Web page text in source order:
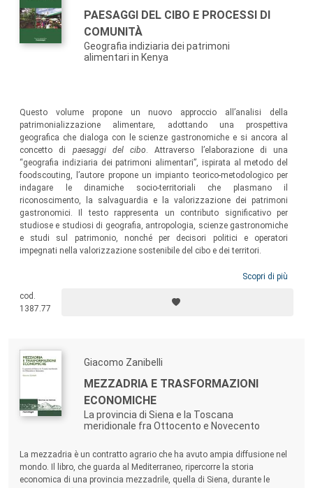
PAESAGGI DEL CIBO E PROCESSI DI
COMUNITÀ
Geografia indiziaria dei patrimoni
alimentari in Kenya
Questo volume propone un nuovo approccio all’analisi della
patrimonializzazione alimentare, adottando una prospettiva
geografica che dialoga con le scienze gastronomiche e si ancora al
concetto di paesaggi del cibo. Attraverso l’elaborazione di una
“geografia indiziaria dei patrimoni alimentari”, ispirata al metodo del
foodscouting, l’autore propone un impianto teorico-metodologico per
indagare le dinamiche socio-territoriali che plasmano il
riconoscimento, la salvaguardia e la valorizzazione dei patrimoni
gastronomici. Il testo rappresenta un contributo significativo per
studiose e studiosi di geografia, antropologia, scienze gastronomiche
e studi sul patrimonio, nonché per decisori politici e operatori
impegnati nella valorizzazione sostenibile del cibo e dei territori.
Scopri di più
cod.
1387.77
Giacomo Zanibelli
MEZZADRIA E TRASFORMAZIONI
ECONOMICHE
La provincia di Siena e la Toscana
meridionale fra Ottocento e Novecento
La mezzadria è un contratto agrario che ha avuto ampia diffusione nel
mondo. Il libro, che guarda al Mediterraneo, ripercorre la storia
economica di una provincia mezzadrile, quella di Siena, durante le